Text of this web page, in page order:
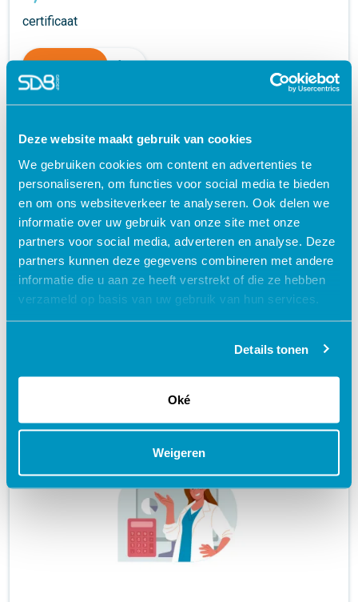
Deze website maakt gebruik van cookies
We gebruiken cookies om content en advertenties te
personaliseren, om functies voor social media te bieden
en om ons websiteverkeer te analyseren. Ook delen we
informatie over uw gebruik van onze site met onze
partners voor social media, adverteren en analyse. Deze
partners kunnen deze gegevens combineren met andere
informatie die u aan ze heeft verstrekt of die ze hebben
verzameld op basis van uw gebruik van hun services.
Details tonen
Oké
Weigeren
certificaat
€ 27,50
Bijscholing Medicatie en
Medicatieveiligheid
launch